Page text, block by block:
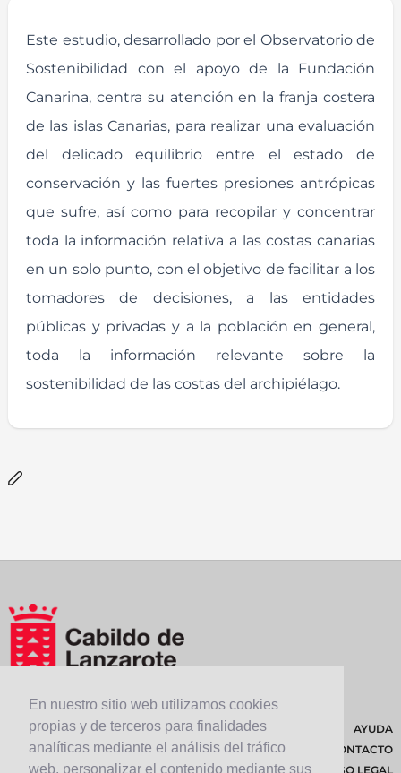
En nuestro sitio web utilizamos cookies
propias y de terceros para finalidades
analíticas mediante el análisis del tráfico
web, personalizar el contenido mediante sus
Este estudio, desarrollado por el Observatorio de
Sostenibilidad con el apoyo de la Fundación
Canarina, centra su atención en la franja costera
de las islas Canarias, para realizar una evaluación
del delicado equilibrio entre el estado de
conservación y las fuertes presiones antrópicas
que sufre, así como para recopilar y concentrar
toda la información relativa a las costas canarias
en un solo punto, con el objetivo de facilitar a los
tomadores de decisiones, a las entidades
públicas y privadas y a la población en general,
toda la información relevante sobre la
sostenibilidad de las costas del archipiélago.
AYUDA
CONTACTO
AVISO LEGAL